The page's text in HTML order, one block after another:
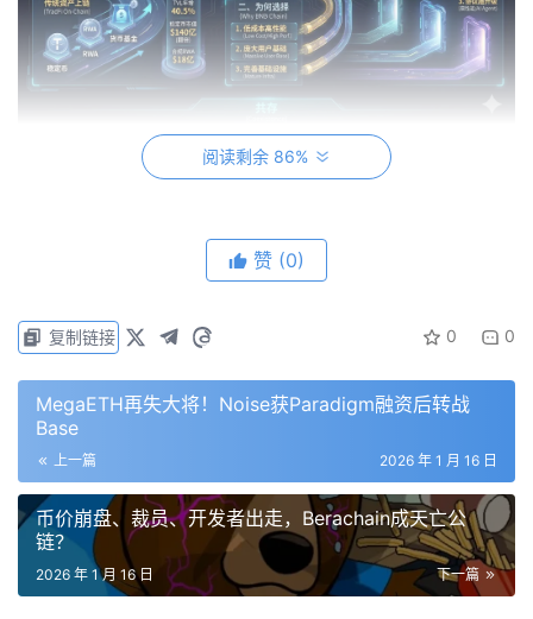
一、2025 年，BNB Chain 已不只是加密散户的乐土
独立地址总数突破7亿、日活跃用户超过 400 万
日均交易量在10月峰值达3100万笔
TVL年增40.5%
稳定币总市值翻倍至140亿美元
链上合规RWA资产达到18亿美元
阅读剩余 86%
赞 (0)
0 0
复制链接
MegaETH再失大将！Noise获Paradigm融资后转战
Base
上一篇 2026 年 1 月 16 日
币价崩盘、裁员、开发者出走，Berachain成天亡公
链？
下一篇
2026 年 1 月 16 日